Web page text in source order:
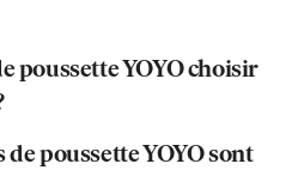
poussette YOYO choisir
poussette YOYO sont